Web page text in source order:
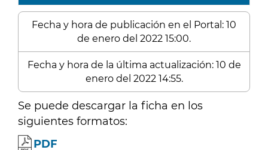
Fecha y hora de publicación en el Portal: 10
de enero del 2022 15:00.
Fecha y hora de la última actualización: 10 de
enero del 2022 14:55.
Se puede descargar la ficha en los
siguientes formatos:
PDF